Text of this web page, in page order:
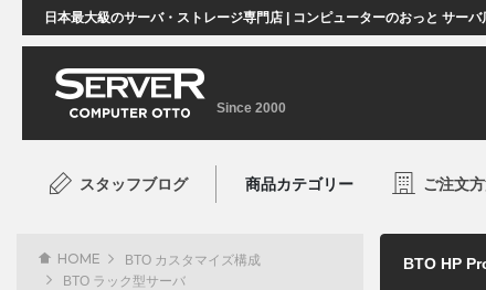
日本最大級のサーバ・ストレージ専門店 | コンピューターのおっと サー
Since 2000
スタッフブログ 商品カテゴリー ご注文
HOME
BTO カスタマイズ構成
BTO ラック型サーバ